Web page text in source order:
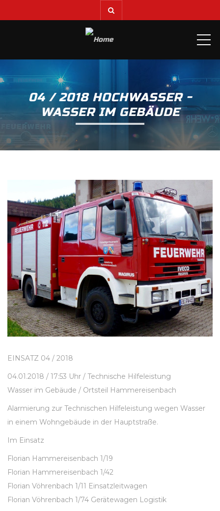
04 / 2018 HOCHWASSER -
WASSER IM GEBÄUDE
EINSATZ 04 / 2018
04.01.2018 / 17:53 Uhr / Technische Hilfeleistung
Wasser im Gebäude / Ortsteil Hammereisenbach
Alarmierung zur Technischen Hilfeleistung wegen Wasser
in einem Wohngebäude in der Hauptstraße.
Im Einsatz
Florian Hammereisenbach 1/19
Florian Hammereisenbach 1/42
Florian Vöhrenbach 1/11 Einsatzleitwagen
Florian Vöhrenbach 1/74 Gerätewagen Logistik